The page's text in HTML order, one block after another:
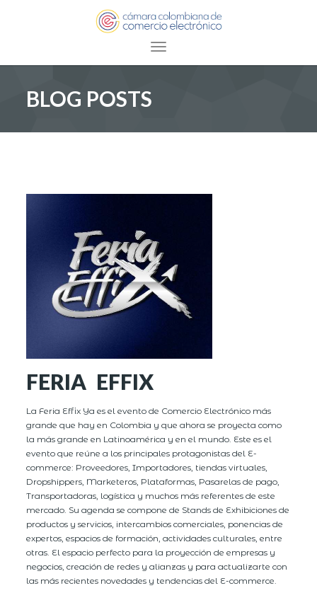
Toggle navigation
BLOG POSTS
FERIA EFFIX
La Feria Effix Ya es el evento de Comercio Electrónico más
grande que hay en Colombia y que ahora se proyecta como
la más grande en Latinoamérica y en el mundo. Este es el
evento que reúne a los principales protagonistas del E-
commerce: Proveedores, Importadores, tiendas virtuales,
Dropshippers, Marketeros, Plataformas, Pasarelas de pago,
Transportadoras, logística y muchos más referentes de este
mercado. Su agenda se compone de Stands de Exhibiciones de
productos y servicios, intercambios comerciales, ponencias de
expertos, espacios de formación, actividades culturales, entre
otras. El espacio perfecto para la proyección de empresas y
negocios, creación de redes y alianzas y para actualizarte con
las más recientes novedades y tendencias del E-commerce.